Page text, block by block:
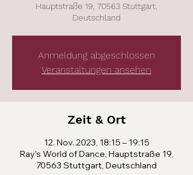
Hauptstraße 19, 70563 Stuttgart,
Deutschland
Anmeldung abgeschlossen
Veranstaltungen ansehen
Zeit & Ort
12. Nov. 2023, 18:15 – 19:15
Ray's World of Dance, Hauptstraße 19,
70563 Stuttgart, Deutschland